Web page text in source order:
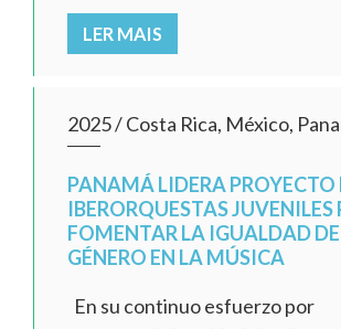
LER MAIS
2025/Costa Rica, México,
PANAMÁ LIDERA PROYECTO
IBERORQUESTAS JUVENILES
FOMENTAR LA IGUALDAD DE
GÉNERO EN LA MÚSICA
En su continuo esfuerzo por